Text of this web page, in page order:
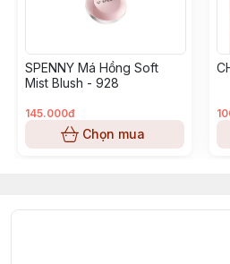
nhiên suốt cả ngày.
Dùng cọ lấy một lượng phấn
hoặc hướng từ trong ra ngoài.
màu hoặc trộn hai màu để tạo
SPENNY Má Hồng Soft
Mist Blush - 928
145.000đ
Chọn mua